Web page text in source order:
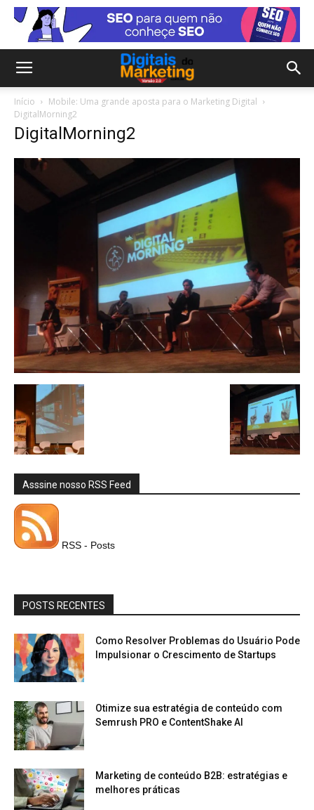
Início
Mobile: Uma grande aposta para o Marketing Digital
DigitalMorning2
DigitalMorning2
Asssine nosso RSS Feed
RSS - Posts
POSTS RECENTES
Como Resolver Problemas do Usuário Pode
Impulsionar o Crescimento de Startups
Otimize sua estratégia de conteúdo com
Semrush PRO e ContentShake AI
Marketing de conteúdo B2B: estratégias e
melhores práticas